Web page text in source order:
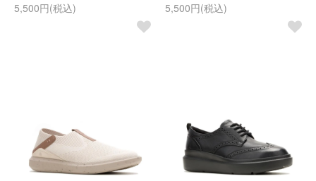
5,500円(税込)
5,500円(税込)